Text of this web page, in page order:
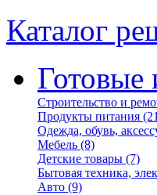
Каталог
Готовые
Строительство и
Продукты питания
Одежда, обувь,
Мебель (8)
Детские товары (7)
Бытовая техника,
Авто (9)